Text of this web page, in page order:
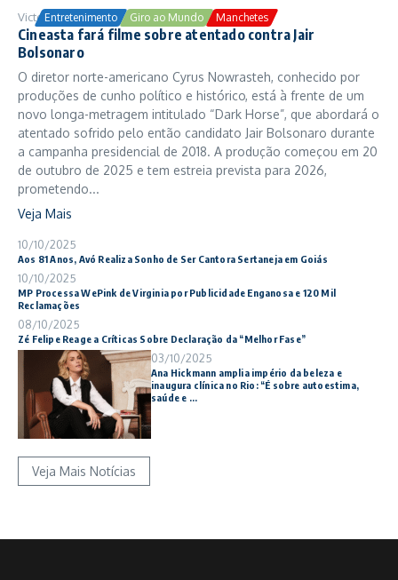
Entretenimento Giro ao Mundo Manchetes
Victor Samuel 24/10/2025
Cineasta fará filme sobre atentado contra Jair
Bolsonaro
O diretor norte-americano Cyrus Nowrasteh, conhecido por
produções de cunho político e histórico, está à frente de um
novo longa-metragem intitulado “Dark Horse”, que abordará o
atentado sofrido pelo então candidato Jair Bolsonaro durante
a campanha presidencial de 2018. A produção começou em 20
de outubro de 2025 e tem estreia prevista para 2026,
prometendo...
Veja Mais
10/10/2025
Aos 81 Anos, Avó Realiza Sonho de Ser Cantora Sertaneja em Goiás
10/10/2025
MP Processa WePink de Virginia por Publicidade Enganosa e 120 Mil
Reclamações
08/10/2025
Zé Felipe Reage a Críticas Sobre Declaração da “Melhor Fase”
03/10/2025
Ana Hickmann amplia império da beleza e
inaugura clínica no Rio: “É sobre autoestima,
saúde e ...
Veja Mais Notícias